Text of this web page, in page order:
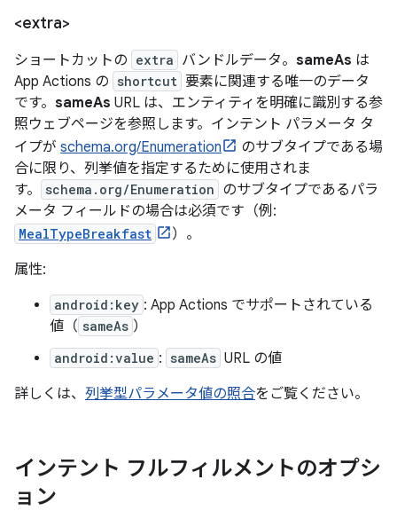
<extra>
ショートカットの extra バンドルデータ。 sameAs は
App Actions の shortcut 要素に関連する唯一のデータ
です。 sameAs URL は、エンティティを明確に識別する参
照ウェブページを参照します。インテント パラメータ タ
イプが schema.org/Enumeration
のサブタイプである場
合に限り、列挙値を指定するために使用されま
す。
schema.org/Enumeration のサブタイプであるパラ
メータ フィールドの場合は必須です（例:
MealTypeBreakfast
）。
属性:
android:key : App Actions でサポートされている
値（ sameAs ）
android:value : sameAs URL の値
詳しくは、 列挙型パラメータ値の照合をご覧ください。
インテント フルフィルメントのオプシ
ョン